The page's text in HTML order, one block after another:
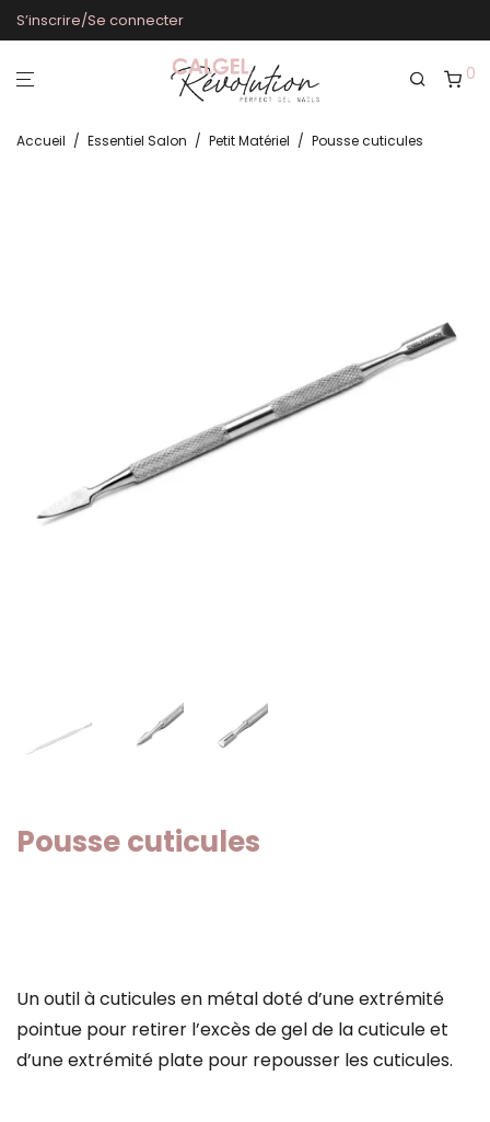
S’inscrire/Se connecter
0
Accueil / Essentiel Salon / Petit Matériel / Pousse cuticules
Pousse cuticules
Un outil à cuticules en métal doté d’une extrémité
pointue pour retirer l’excès de gel de la cuticule et
d’une extrémité plate pour repousser les cuticules.